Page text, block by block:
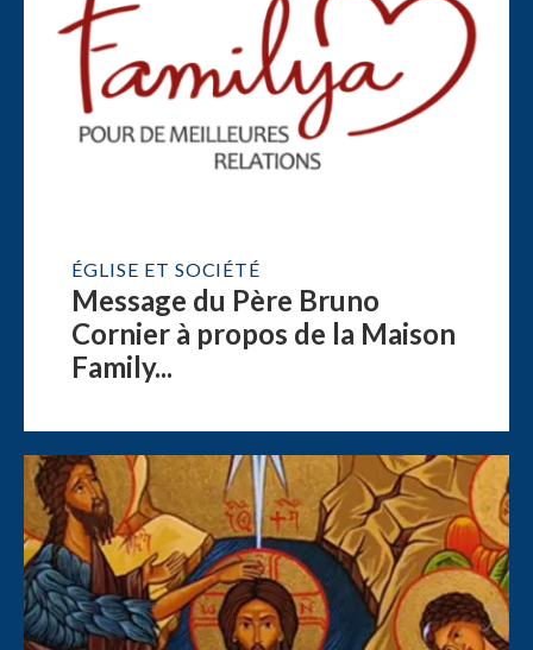
ÉGLISE ET SOCIÉTÉ
Message du Père Bruno
Cornier à propos de la Maison
Family...